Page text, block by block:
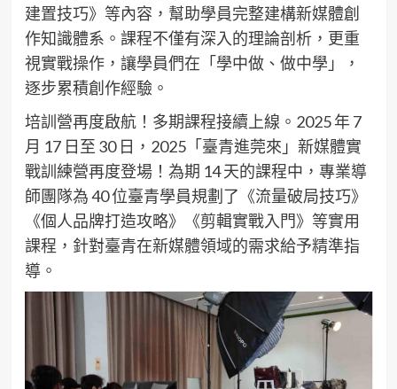
建置技巧》等內容，幫助學員完整建構新媒體創
作知識體系。課程不僅有深入的理論剖析，更重
視實戰操作，讓學員們在「學中做、做中學」，
逐步累積創作經驗。
培訓營再度啟航！多期課程接續上線​。2025 年 7
月 17 日至 30 日，2025「臺青進莞來」新媒體實
戰訓練營再度登場！為期 14 天的課程中，專業導
師團隊為 40 位臺青學員規劃了《流量破局技巧》
《個人品牌打造攻略》《剪輯實戰入門》等實用
課程，針對臺青在新媒體領域的需求給予精準指
導。